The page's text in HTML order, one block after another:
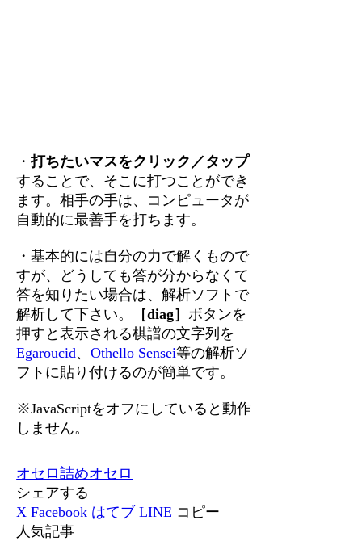
・打ちたいマスをクリック／タップ
することで、そこに打つことができ
ます。相手の手は、コンピュータが
自動的に最善手を打ちます。
・基本的には自分の力で解くもので
すが、どうしても答が分からなくて
答を知りたい場合は、解析ソフトで
解析して下さい。
［diag］ ボタンを
押すと表示される棋譜の文字列を
Egaroucid、Othello Sensei等の解析ソ
フトに貼り付けるのが簡単です。
※JavaScriptをオフにしていると動作
しません。
オセロ詰めオセロ
シェアする
X Facebook はてブ LINE コピー
人気記事